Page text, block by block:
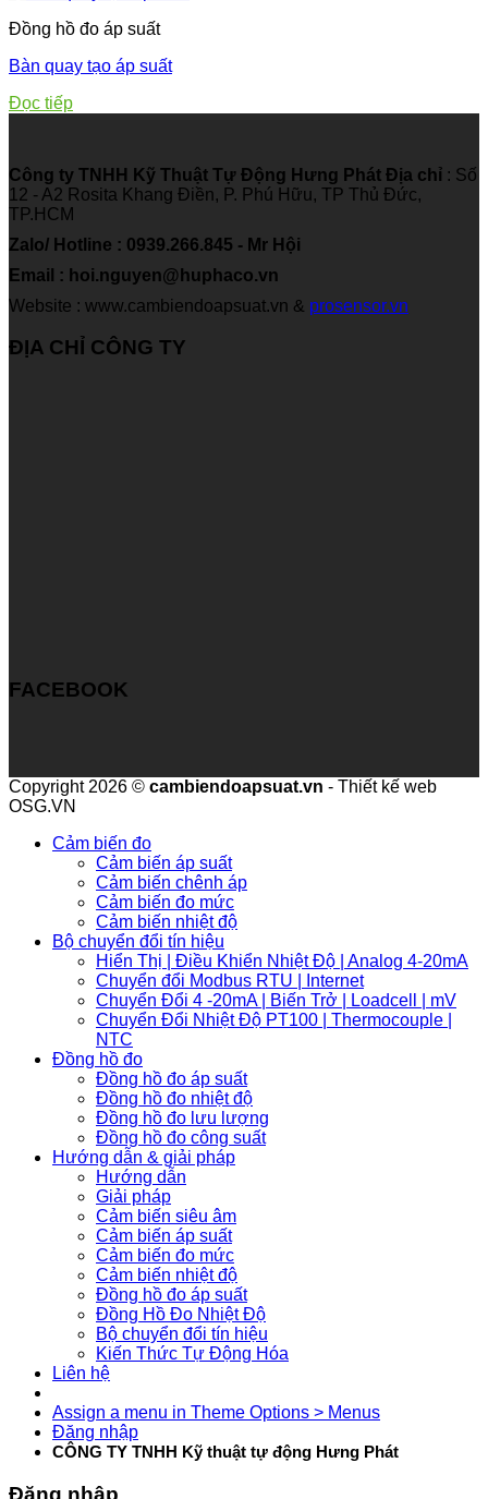
Đồng hồ đo áp suất
Bàn quay tạo áp suất
Đọc tiếp
Công ty TNHH Kỹ Thuật Tự Động Hưng Phát Địa chỉ : Số
12 - A2 Rosita Khang Điền, P. Phú Hữu, TP Thủ Đức,
TP.HCM
Zalo/ Hotline : 0939.266.845 - Mr Hội
Email : hoi.nguyen@huphaco.vn
Website : www.cambiendoapsuat.vn & prosensor.vn
ĐỊA CHỈ CÔNG TY
FACEBOOK
Copyright 2026 © cambiendoapsuat.vn - Thiết kế web
OSG.VN
Cảm biến đo
Cảm biến áp suất
Cảm biến chênh áp
Cảm biến đo mức
Cảm biến nhiệt độ
Bộ chuyển đổi tín hiệu
Hiển Thị | Điều Khiển Nhiệt Độ | Analog 4-20mA
Chuyển đổi Modbus RTU | Internet
Chuyển Đổi 4 -20mA | Biến Trở | Loadcell | mV
Chuyển Đổi Nhiệt Độ PT100 | Thermocouple |
NTC
Đồng hồ đo
Đồng hồ đo áp suất
Đồng hồ đo nhiệt độ
Đồng hồ đo lưu lượng
Đồng hồ đo công suất
Hướng dẫn & giải pháp
Hướng dẫn
Giải pháp
Cảm biến siêu âm
Cảm biến áp suất
Cảm biến đo mức
Cảm biến nhiệt độ
Đồng hồ đo áp suất
Đồng Hồ Đo Nhiệt Độ
Bộ chuyển đổi tín hiệu
Kiến Thức Tự Động Hóa
Liên hệ
Assign a menu in Theme Options > Menus
Đăng nhập
CÔNG TY TNHH Kỹ thuật tự động Hưng Phát
Đăng nhập